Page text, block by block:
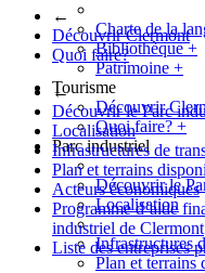
←
Découvrir Clermont
Quoi faire?
←
Découvrir le Parc
Localisation
Infrastructures de
Plan et terrains
Acteurs économiques
Programme d’aide
industriel de Clermont
Liste des entreprises
Charte de la
Bibliothèque+
Patrimoine +
Tourisme
Découvrir
Quoi faire? +
Parc industriel
Découvrir le
Localisation
Infrastructures
Plan et terrains